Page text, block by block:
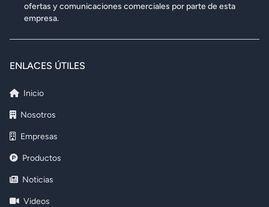
ofertas y comunicaciones comerciales por parte de esta
empresa.
ENLACES ÚTILES
Inicio
Nosotros
Empresas
Productos
Noticias
Videos